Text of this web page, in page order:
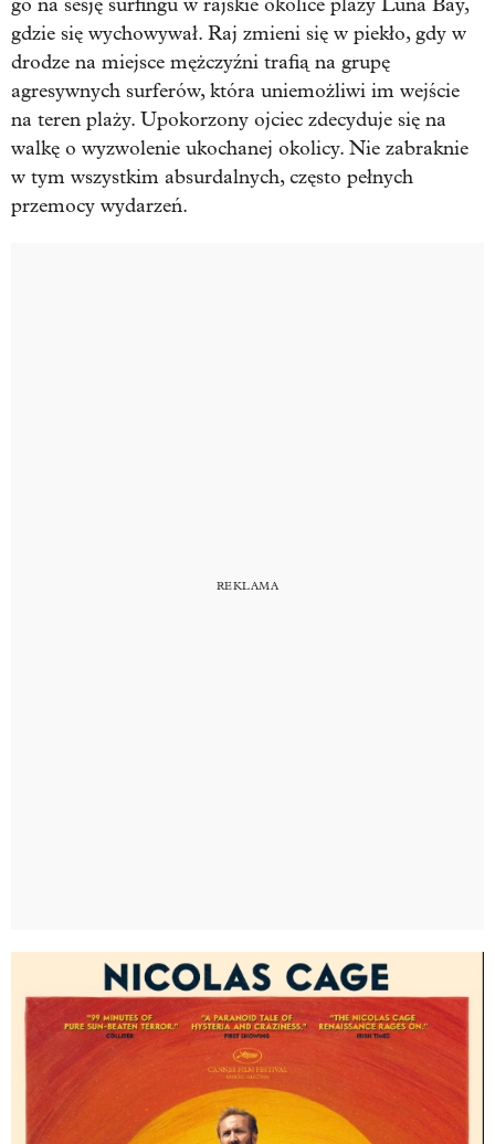
go na sesję surfingu w rajskie okolice plaży Luna Bay,
gdzie się wychowywał. Raj zmieni się w piekło, gdy w
drodze na miejsce mężczyźni trafią na grupę
agresywnych surferów, która uniemożliwi im wejście
na teren plaży. Upokorzony ojciec zdecyduje się na
walkę o wyzwolenie ukochanej okolicy. Nie zabraknie
w tym wszystkim absurdalnych, często pełnych
przemocy wydarzeń.